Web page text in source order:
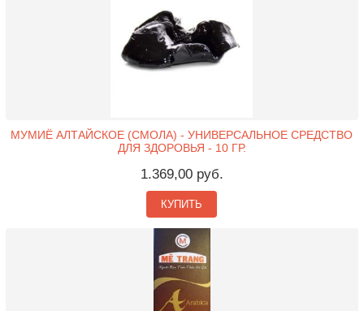
МУМИЁ АЛТАЙСКОЕ (СМОЛА) - УНИВЕРСАЛЬНОЕ СРЕДСТВО
ДЛЯ ЗДОРОВЬЯ - 10 ГР.
1.369,00 руб.
КУПИТЬ